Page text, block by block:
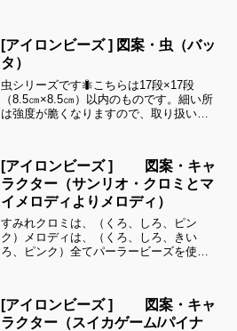
ました✨すみれサイドバーのカテゴリー
欄より、花・虫など...
[アイロンビーズ ] 図案・虫（バッ
タ）
虫シリーズです🐜こちらは17段×17段
（8.5㎝×8.5㎝）以内のものです。細い所
は強度が脆くなりますので、取り扱いに
うです。全部作ることが難しい時は、あ
る程度の形を先...
[アイロンビーズ ] 図案・キャ
ラクター（サンリオ・クロミとマ
イメロディよりメロディ）
すみれクロミは、（くろ、しろ、ピン
ク）メロディは、（くろ、しろ、きい
ろ、ピンク）全てパーラービーズを使用
を見ることができます！お時間がありま
したら、他の図案もぜひ覗いて...
[アイロンビーズ ] 図案・キャ
ラクター（スイカゲーム/パイナ